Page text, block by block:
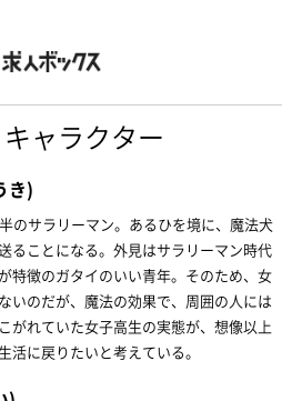
ャラクター
き)
のサラリーマン。あるひを境に、魔法犬
ることになる。外見はサラリーマン時代
特徴のガタイのいい青年。そのため、女
いのだが、魔法の効果で、周囲の人には
がれていた女子高生の実態が、想像以上
活に戻りたいと考えている。